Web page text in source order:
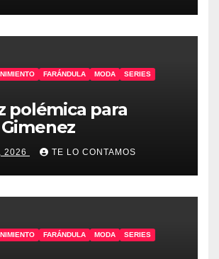
FARÁNDULA MODA
SERIES
polémica para
2026 TE LO CONTAMOS
FARÁNDULA MODA
SERIES